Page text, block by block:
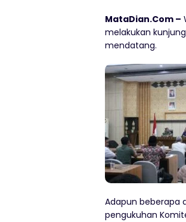
MataDian.Com –
melakukan
mendatang.
Adapun beberapa
pengukuhan